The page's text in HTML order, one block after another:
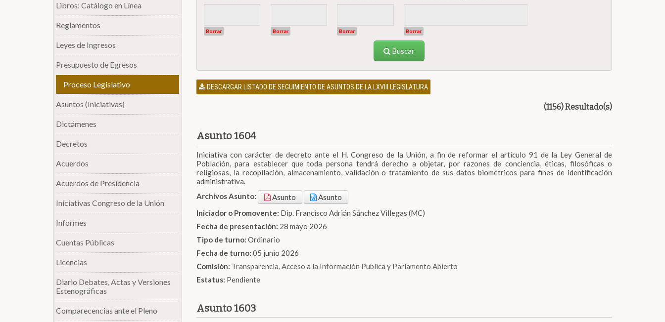
Libros: Catálogo en Línea
Reglamentos
Leyes de Ingresos
Presupuesto de Egresos
Proceso Legislativo
Asuntos (Iniciativas)
Dictámenes
Decretos
Acuerdos
Acuerdos de Presidencia
Iniciativas Congreso de la Unión
Informes
Cuentas Públicas
Licencias
Diario Debates, Actas y Versiones
Estenográficas
Comparecencias ante el Pleno
Borrar Borrar Borrar Borrar
Buscar
DESCARGAR LISTADO DE SEGUIMIENTO DE ASUNTOS DE LA LXVIII LEGISLATURA
(1156) Resultado(s)
Asunto 1604
Iniciativa con carácter de decreto ante el H. Congreso de la Unión, a fin de reformar el artículo 91 de la Ley General de
Población, para establecer que toda persona tendrá derecho a objetar, por razones de conciencia, éticas, filosóficas o
religiosas, la recopilación, almacenamiento, validación o tratamiento de sus datos biométricos para fines de identificación
administrativa.
Archivos Asunto:
Asunto
Asunto
Iniciador o Promovente: Dip. Francisco Adrián Sánchez Villegas (MC)
Fecha de presentación: 28 mayo 2026
Tipo de turno: Ordinario
Fecha de turno: 05 junio 2026
Comisión: Transparencia, Acceso a la Información Publica y Parlamento Abierto
Estatus: Pendiente
Asunto 1603